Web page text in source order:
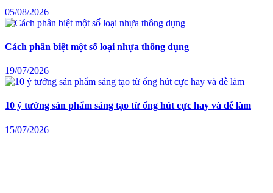
05/08/2026
Cách phân biệt một số loại nhựa thông dụng
19/07/2026
10 ý tưởng sản phẩm sáng tạo từ ống hút cực hay và dễ làm
15/07/2026